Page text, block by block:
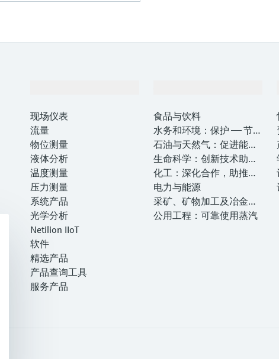
现场仪表
流量
物位测量
液体分析
温度测量
压力测量
系统产品
光学分析
Netilion IIoT
软件
精选产品
产品查询工具
服务产品
食品与饮料
水务和环境：保护 —— 节约
—— 提高
石油与天然气：促进能源
转型，实现净零目标
生命科学：创新技术助推
卓越运营
化工：深化合作，助推可
持续成功
电力与能源
采矿、矿物加工及冶金：
打造可持续的未来
公用工程：可靠使用蒸汽